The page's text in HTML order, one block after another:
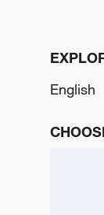
English